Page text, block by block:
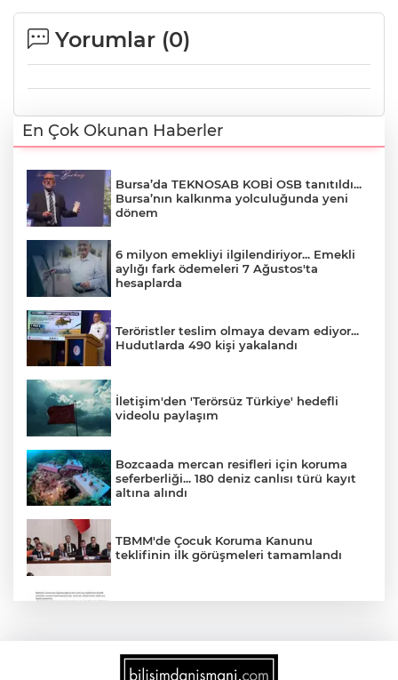
Yorumlar (0)
En Çok Okunan Haberler
Bursa’da TEKNOSAB KOBİ OSB tanıtıldı...
Bursa’nın kalkınma yolculuğunda yeni
dönem
6 milyon emekliyi ilgilendiriyor... Emekli
aylığı fark ödemeleri 7 Ağustos'ta
hesaplarda
Teröristler teslim olmaya devam ediyor...
Hudutlarda 490 kişi yakalandı
İletişim'den 'Terörsüz Türkiye' hedefli
videolu paylaşım
Bozcaada mercan resifleri için koruma
seferberliği... 180 deniz canlısı türü kayıt
altına alındı
TBMM'de Çocuk Koruma Kanunu
teklifinin ilk görüşmeleri tamamlandı